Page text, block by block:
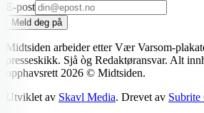
E-post
Meld deg på
Midtsiden arbeider etter Vær Varsom-
presseskikk. Sjå òg Redaktøransvar. Alt
opphavsrett2026 © Midtsiden.
Utviklet av Skavl Media. Drevet av